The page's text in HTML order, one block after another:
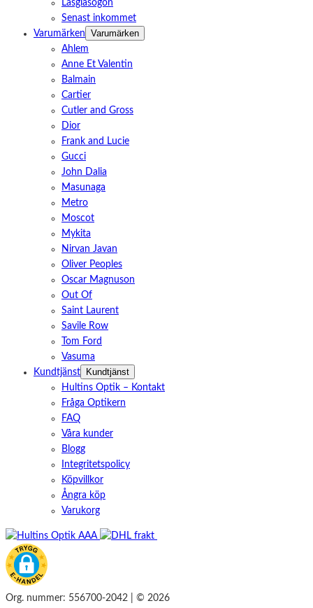
Läsglasögon
Senast inkommet
Varumärken
Varumärken
Ahlem
Anne Et Valentin
Balmain
Cartier
Cutler and Gross
Dior
Frank and Lucie
Gucci
John Dalia
Masunaga
Metro
Moscot
Mykita
Nirvan Javan
Oliver Peoples
Oscar Magnuson
Out Of
Saint Laurent
Savile Row
Tom Ford
Vasuma
Kundtjänst
Kundtjänst
Hultins Optik – Kontakt
Fråga Optikern
FAQ
Våra kunder
Blogg
Integritetspolicy
Köpvillkor
Ångra köp
Varukorg
Org. nummer: 556700-2042 | © 2026